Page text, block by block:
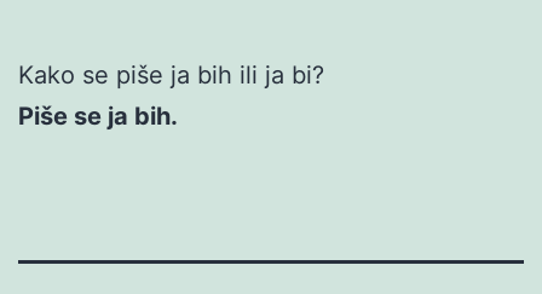
Kako se piše ja bih ili ja bi?
Piše se ja bih.